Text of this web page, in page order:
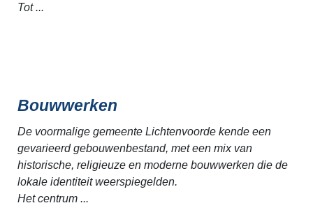
Tot ...
Bouwwerken
De voormalige gemeente Lichtenvoorde kende een
gevarieerd gebouwenbestand, met een mix van
historische, religieuze en moderne bouwwerken die de
lokale identiteit weerspiegelden.
Het centrum ...